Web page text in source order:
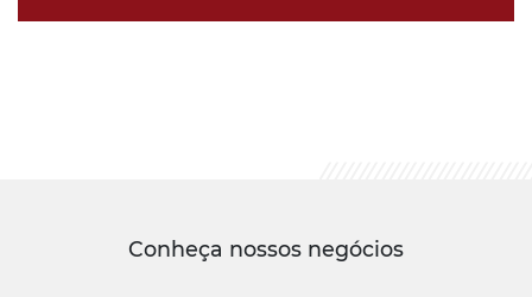
Conheça nossos negócios